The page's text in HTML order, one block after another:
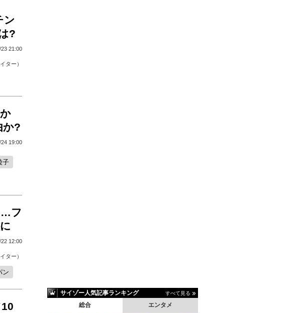
ン
?
21:00
ター）
か?
19:00
子
…フ
12:00
ター）
ン
サイゾー人気記事ランキング すべて見る
エンタメ
総合